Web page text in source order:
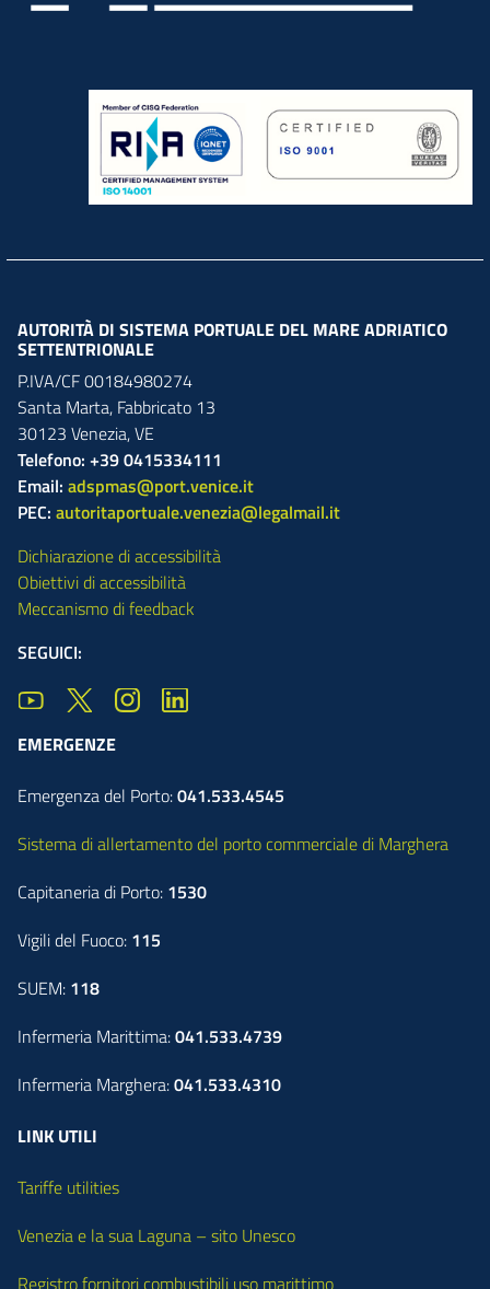
AUTORITÀ DI SISTEMA PORTUALE DEL MARE ADRIATICO
SETTENTRIONALE
P.IVA/CF 00184980274
Santa Marta, Fabbricato 13
30123 Venezia,VE
Telefono: +39 0415334111
Email: adspmas@port.venice.it
PEC: autoritaportuale.venezia@legalmail.it
Dichiarazione di accessibilità
Obiettivi di accessibilità
Meccanismo di feedback
SEGUICI:
EMERGENZE
Emergenza del Porto:041.533.4545
Sistema di allertamento del porto commerciale di Marghera
Capitaneria di Porto: 1530
Vigili del Fuoco: 115
SUEM: 118
Infermeria Marittima:041.533.4739
Infermeria Marghera:041.533.4310
LINK UTILI
Tariffe utilities
Venezia e la sua Laguna – sito Unesco